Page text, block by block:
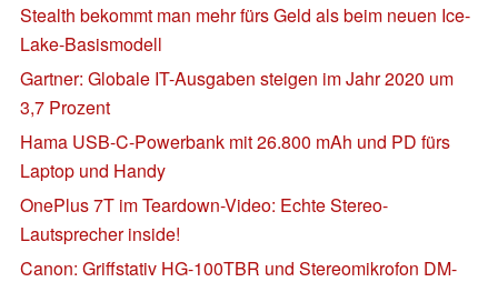
Stealth bekommt man mehr fürs Geld als beim neuen Ice-
Lake-Basismodell
Gartner: Globale IT-Ausgaben steigen im Jahr 2020 um
3,7 Prozent
Hama USB-C-Powerbank mit 26.800 mAh und PD fürs
Laptop und Handy
OnePlus 7T im Teardown-Video: Echte Stereo-
Lautsprecher inside!
Canon: Griffstativ HG-100TBR und Stereomikrofon DM-